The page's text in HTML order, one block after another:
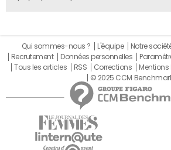
Qui sommes-nous ? L'équipe Notre
Recrutement
Données personnelles
Tous les articles
RSS Corrections Mentions
© 2025 CCM